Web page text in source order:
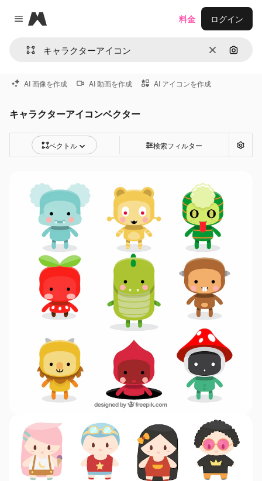
Close menu
Magnific
消去 画像で
料金 ログイン
AI 画像を作成 AI 動画を作成 AI アイコンを作成
キャラクターアイコンベクター
ベクトル 検索フィルター